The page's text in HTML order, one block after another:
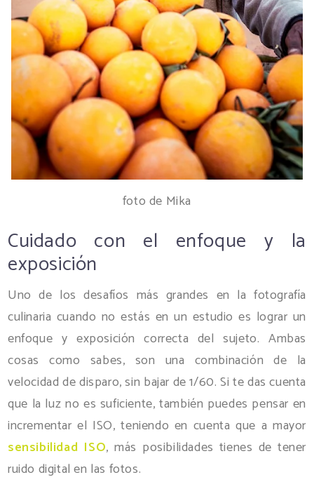
foto de Mika
Cuidado con el enfoque y la
exposición
Uno de los desafíos más grandes en la fotografía
culinaria cuando no estás en un estudio es lograr un
enfoque y exposición correcta del sujeto. Ambas
cosas como sabes, son una combinación de la
velocidad de disparo, sin bajar de 1/60. Si te das cuenta
que la luz no es suficiente, también puedes pensar en
incrementar el ISO, teniendo en cuenta que a mayor
sensibilidad ISO, más posibilidades tienes de tener
ruido digital en las fotos.